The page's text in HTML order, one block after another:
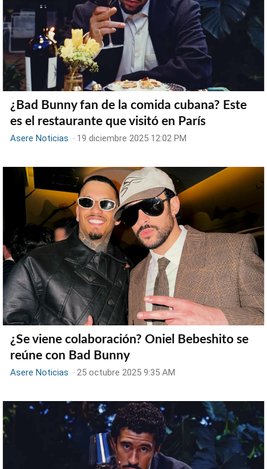
¿Bad Bunny fan de la comida cubana? Este
es el restaurante que visitó en París
Asere Noticias - 19 diciembre 2025 12:02 PM
¿Se viene colaboración? Oniel Bebeshito se
reúne con Bad Bunny
Asere Noticias -25 octubre 2025 9:35 AM